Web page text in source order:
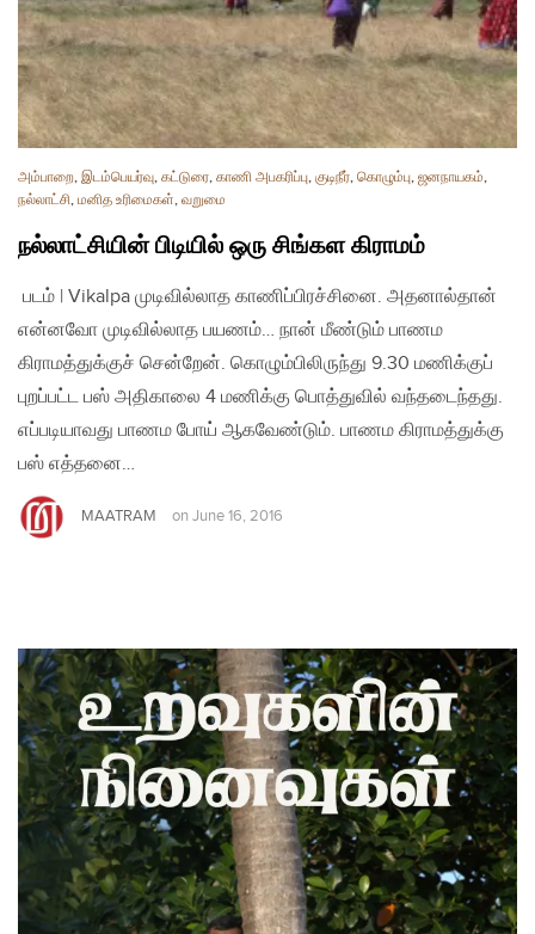
அம்பாறை, இடம்பெயர்வு, கட்டுரை, காணி அபகரிப்பு, குடிநீர், கொழும்பு, ஜனநாயகம்,
நல்லாட்சி, மனித உரிமைகள், வறுமை
நல்லாட்சியின் பிடியில் ஒரு சிங்கள கிராமம்
படம் | Vikalpa முடிவில்லாத காணிப்பிரச்சினை. அதனால்தான்
என்னவோ முடிவில்லாத பயணம்… நான் மீண்டும் பாணம
கிராமத்துக்குச் சென்றேன். கொழும்பிலிருந்து 9.30 மணிக்குப்
புறப்பட்ட பஸ் அதிகாலை 4 மணிக்கு பொத்துவில் வந்தடைந்தது.
எப்படியாவது பாணம போய் ஆகவேண்டும். பாணம கிராமத்துக்கு
பஸ் எத்தனை…
MAATRAM on June 16, 2016